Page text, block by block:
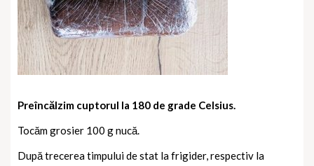
Preîncălzim cuptorul la 180 de grade Celsius.
Tocăm grosier 100 g nucă.
După trecerea timpului de stat la frigider, respectiv la